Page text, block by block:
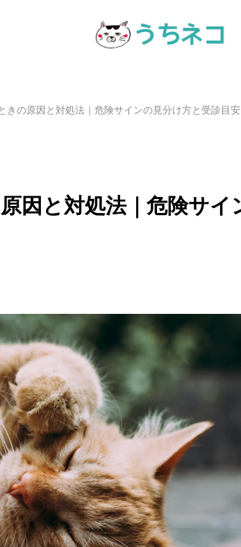
きの原因と対処法｜危険サインの見分け方と受診目安
因と対処法｜危険サイ